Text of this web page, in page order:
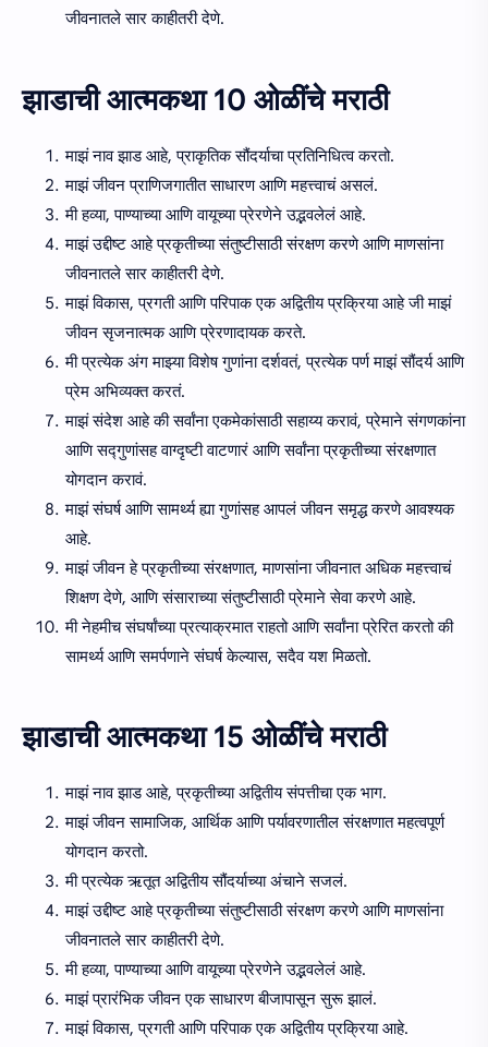
जीवनातले सार काहीतरी देणे.
झाडाची आत्मकथा 10 ओळींचे मराठी
माझं नाव झाड आहे, प्राकृतिक सौंदर्याचा प्रतिनिधित्व करतो.
माझं जीवन प्राणिजगातीत साधारण आणि महत्त्वाचं असलं.
मी हव्या, पाण्याच्या आणि वायूच्या प्रेरणेने उद्भवलेलं आहे.
माझं उद्दीष्ट आहे प्रकृतीच्या संतुष्टीसाठी संरक्षण करणे आणि माणसांना
जीवनातले सार काहीतरी देणे.
माझं विकास, प्रगती आणि परिपाक एक अद्वितीय प्रक्रिया आहे जी माझं
जीवन सृजनात्मक आणि प्रेरणादायक करते.
मी प्रत्येक अंग माझ्या विशेष गुणांना दर्शवतं, प्रत्येक पर्ण माझं सौंदर्य आणि
प्रेम अभिव्यक्त करतं.
माझं संदेश आहे की सर्वांना एकमेकांसाठी सहाय्य करावं, प्रेमाने संगणकांना
आणि सद्गुणांसह वाग्दृष्टी वाटणारं आणि सर्वांना प्रकृतीच्या संरक्षणात
योगदान करावं.
माझं संघर्ष आणि सामर्थ्य ह्या गुणांसह आपलं जीवन समृद्ध करणे आवश्यक
आहे.
माझं जीवन हे प्रकृतीच्या संरक्षणात, माणसांना जीवनात अधिक महत्त्वाचं
शिक्षण देणे, आणि संसाराच्या संतुष्टीसाठी प्रेमाने सेवा करणे आहे.
मी नेहमीच संघर्षांच्या प्रत्याक्रमात राहतो आणि सर्वांना प्रेरित करतो की
सामर्थ्य आणि समर्पणाने संघर्ष केल्यास, सदैव यश मिळतो.
झाडाची आत्मकथा 15 ओळींचे मराठी
माझं नाव झाड आहे, प्रकृतीच्या अद्वितीय संपत्तीचा एक भाग.
माझं जीवन सामाजिक, आर्थिक आणि पर्यावरणातील संरक्षणात महत्वपूर्ण
योगदान करतो.
मी प्रत्येक ऋतूत अद्वितीय सौंदर्याच्या अंचाने सजलं.
माझं उद्दीष्ट आहे प्रकृतीच्या संतुष्टीसाठी संरक्षण करणे आणि माणसांना
जीवनातले सार काहीतरी देणे.
मी हव्या, पाण्याच्या आणि वायूच्या प्रेरणेने उद्भवलेलं आहे.
माझं प्रारंभिक जीवन एक साधारण बीजापासून सुरू झालं.
माझं विकास, प्रगती आणि परिपाक एक अद्वितीय प्रक्रिया आहे.